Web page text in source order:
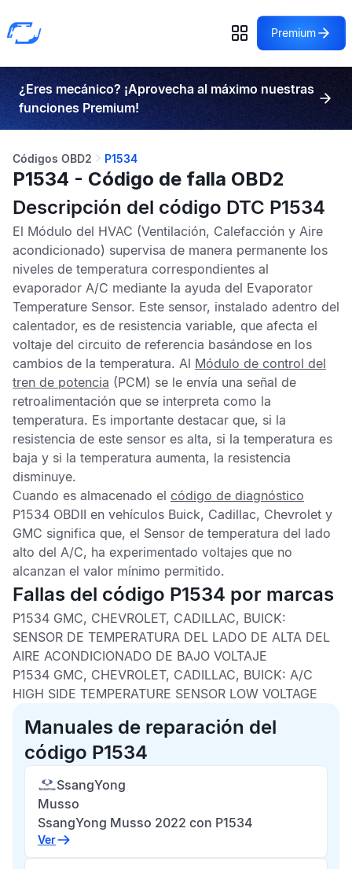
Premium
¿Eres mecánico? ¡Aprovecha al máximo nuestras
funciones Premium!
Códigos OBD2 P1534
P1534 - Código de falla OBD2
Descripción del código DTC P1534
El Módulo del HVAC (Ventilación, Calefacción y Aire
acondicionado) supervisa de manera permanente los
niveles de temperatura correspondientes al
evaporador A/C mediante la ayuda del Evaporator
Temperature Sensor. Este sensor, instalado adentro del
calentador, es de resistencia variable, que afecta el
voltaje del circuito de referencia basándose en los
cambios de la temperatura. Al Módulo de control del
tren de potencia (PCM) se le envía una señal de
retroalimentación que se interpreta como la
temperatura. Es importante destacar que, si la
resistencia de este sensor es alta, si la temperatura es
baja y si la temperatura aumenta, la resistencia
disminuye.
Cuando es almacenado el código de diagnóstico
P1534 OBDII en vehículos Buick, Cadillac, Chevrolet y
GMC significa que, el Sensor de temperatura del lado
alto del A/C, ha experimentado voltajes que no
alcanzan el valor mínimo permitido.
Fallas del código P1534 por marcas
P1534 GMC, CHEVROLET, CADILLAC, BUICK:
SENSOR DE TEMPERATURA DEL LADO DE ALTA DEL
AIRE ACONDICIONADO DE BAJO VOLTAJE
P1534 GMC, CHEVROLET, CADILLAC, BUICK: A/C
HIGH SIDE TEMPERATURE SENSOR LOW VOLTAGE
Manuales de reparación del
código P1534
SsangYong
Musso
SsangYong Musso 2022 con P1534
Ver